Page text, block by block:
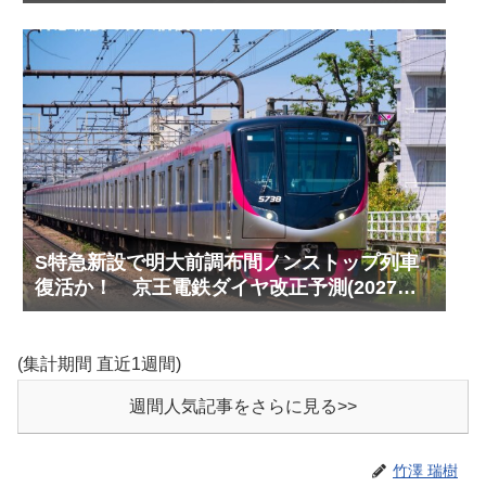
S特急新設で明大前調布間ノンストップ列車
復活か！ 京王電鉄ダイヤ改正予測(2027年
以降予定)
(集計期間 直近1週間)
週間人気記事をさらに見る>>
竹澤 瑞樹